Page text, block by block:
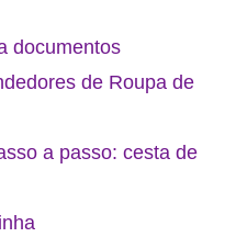
documentos
de Roupa de
a passo: cesta de